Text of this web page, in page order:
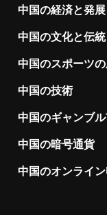
中国の経済と発展
中国の文化と伝統
中国のスポーツ
中国の技術
中国のギャンブ
中国の暗号通貨
中国のオンライ